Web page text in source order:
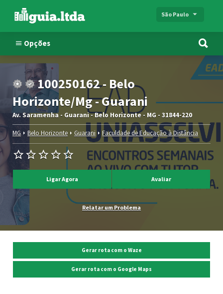
São Paulo
Opções
100250162 - Belo
Horizonte/Mg - Guarani
Av. Saramenha - Guarani - Belo Horizonte - MG - 31844-220
MG Belo Horizonte Guarani Faculdade de Educação à Distância
Ligar Agora Avaliar
Relatar um Problema
Gerar rota com o Waze
Gerar rota com o Google Maps